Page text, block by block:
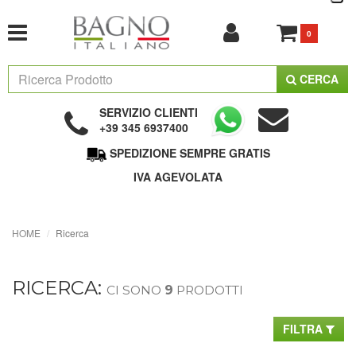
0
CERCA
SERVIZIO CLIENTI
+39 345 6937400
SPEDIZIONE SEMPRE GRATIS
IVA AGEVOLATA
HOME Ricerca
RICERCA: CI SONO 9 PRODOTTI
FILTRA